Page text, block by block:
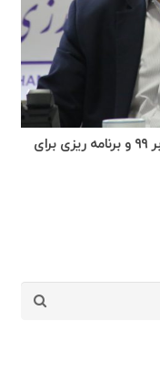
بررسی اقتصاد ایران در سال ۹۸ و تاثیر آن بر ۹۹ و برنامه ریزی برای